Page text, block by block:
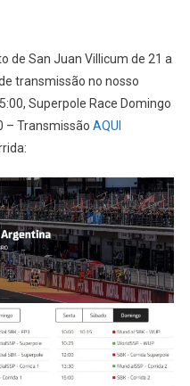
de San Juan Villicum de 21 a
transmissão no nosso
Superpole Race Domingo
– Transmissão AQUI